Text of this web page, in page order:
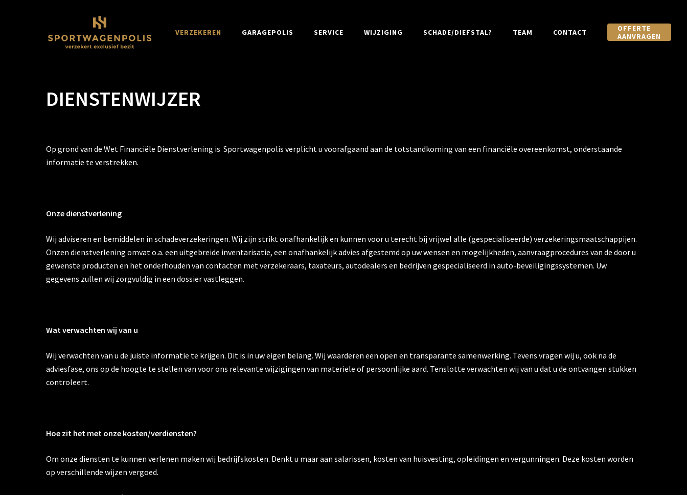
VERZEKEREN GARAGEPOLIS SERVICE WIJZIGING SCHADE/DIEFSTAL? TEAM CONTACT
OFFERTE
AANVRAGEN
DIENSTENWIJZER
Op grond van de Wet Financiële Dienstverlening is Sportwagenpolis verplicht u voorafgaand aan de totstandkoming van een financiële overeenkomst, onderstaande
informatie te verstrekken.
Onze dienstverlening
Wij adviseren en bemiddelen in schadeverzekeringen. Wij zijn strikt onafhankelijk en kunnen voor u terecht bij vrijwel alle (gespecialiseerde) verzekeringsmaatschappijen.
Onzen dienstverlening omvat o.a. een uitgebreide inventarisatie, een onafhankelijk advies afgestemd op uw wensen en mogelijkheden, aanvraagprocedures van de door u
gewenste producten en het onderhouden van contacten met verzekeraars, taxateurs, autodealers en bedrijven gespecialiseerd in auto-beveiligingssystemen. Uw
gegevens zullen wij zorgvuldig in een dossier vastleggen.
Wat verwachten wij van u
Wij verwachten van u de juiste informatie te krijgen. Dit is in uw eigen belang. Wij waarderen een open en transparante samenwerking. Tevens vragen wij u, ook na de
adviesfase, ons op de hoogte te stellen van voor ons relevante wijzigingen van materiele of persoonlijke aard. Tenslotte verwachten wij van u dat u de ontvangen stukken
controleert.
Hoe zit het met onze kosten/verdiensten?
Om onze diensten te kunnen verlenen maken wij bedrijfskosten. Denkt u maar aan salarissen, kosten van huisvesting, opleidingen en vergunningen. Deze kosten worden
op verschillende wijzen vergoed.